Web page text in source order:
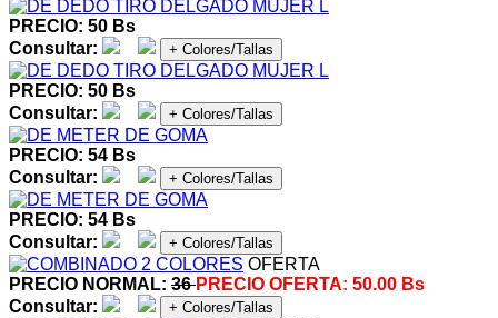
PRECIO: 50 Bs
Consultar:
+ Colores/Tallas
PRECIO: 50 Bs
Consultar:
+ Colores/Tallas
PRECIO: 54 Bs
Consultar:
+ Colores/Tallas
PRECIO: 54 Bs
Consultar:
+ Colores/Tallas
OFERTA
PRECIO NORMAL: 36PRECIO OFERTA: 50.00 Bs
Consultar:
+ Colores/Tallas